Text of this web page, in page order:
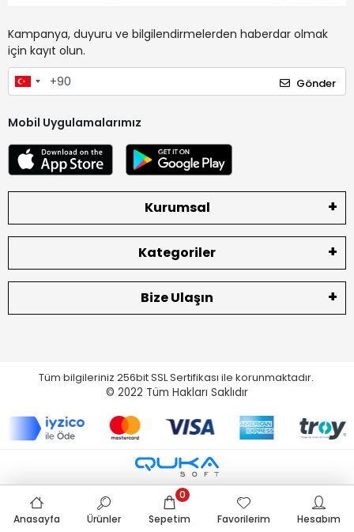
Kampanya, duyuru ve bilgilendirmelerden haberdar olmak
için kayıt olun.
Gönder
Mobil Uygulamalarımız
Kurumsal
Kategoriler
Bize Ulaşın
Tüm bilgileriniz 256bit SSL Sertifikası ile korunmaktadır.
© 2022 Tüm Hakları Saklıdır
Anasayfa Ürünler Sepetim
0
Favorilerim
Hesabım